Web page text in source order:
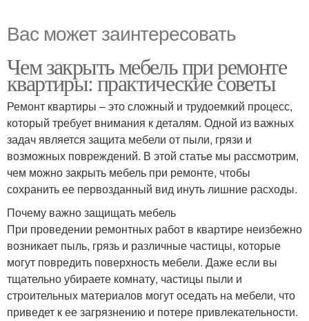
Вас может заинтересовать
Чем закрыть мебель при ремонте
квартиры: практические советы
Ремонт квартиры – это сложный и трудоемкий процесс,
который требует внимания к деталям. Одной из важных
задач является защита мебели от пыли, грязи и
возможных повреждений. В этой статье мы рассмотрим,
чем можно закрыть мебель при ремонте, чтобы
сохранить ее первозданный вид инуть лишние расходы.
Почему важно защищать мебель
При проведении ремонтных работ в квартире неизбежно
возникает пыль, грязь и различные частицы, которые
могут повредить поверхность мебели. Даже если вы
тщательно убираете комнату, частицы пыли и
строительных материалов могут оседать на мебели, что
приведет к ее загрязнению и потере привлекательности.